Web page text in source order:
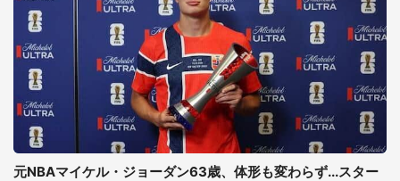
元NBAマイケル・ジョーダン63歳、体形も変わらず...スター